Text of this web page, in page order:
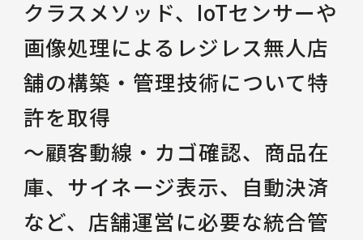
クラスメソッド、IoTセンサーや
画像処理によるレジレス無人店
舗の構築・管理技術について特
許を取得
〜顧客動線・カゴ確認、商品在
庫、サイネージ表示、自動決済
など、店舗運営に必要な統合管